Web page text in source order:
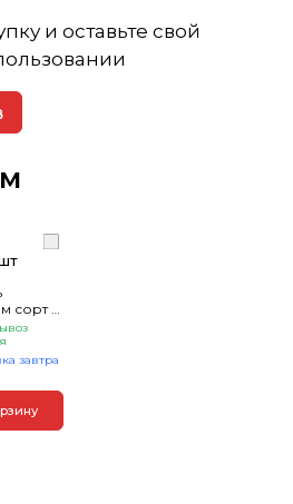
и оставьте свой
сорт А
завтра